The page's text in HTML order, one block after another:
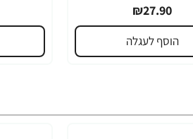
₪27.90
הוסף לעגלה